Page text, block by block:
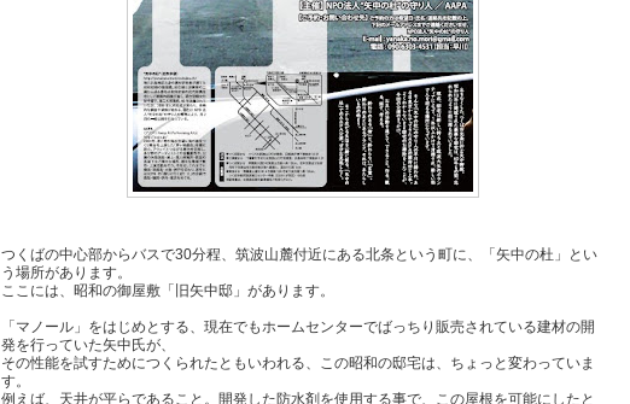
つくばの中心部からバスで30分程、筑波山麓付近にある北条という町に、「矢中の杜」とい
う場所があります。
ここには、昭和の御屋敷「旧矢中邸」があります。
「マノール」をはじめとする、現在でもホームセンターでばっちり販売されている建材の開
発を行っていた矢中氏が、
その性能を試すためにつくられたともいわれる、この昭和の邸宅は、ちょっと変わっていま
す。
例えば、天井が平らであること。開発した防水剤を使用する事で、この屋根を可能にしたと